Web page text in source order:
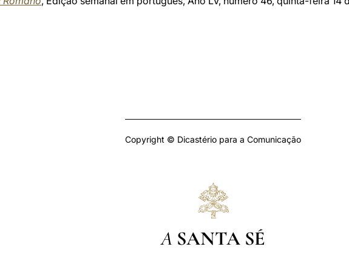
Copyright © Dicastério para a Comunicação
A SANTA SÉ